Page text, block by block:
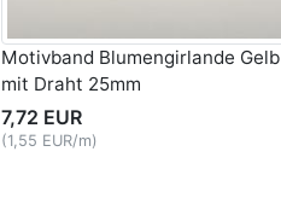
Motivband Blumengirlande Gelb
mit Draht 25mm
7,72 EUR
(1,55 EUR/m)